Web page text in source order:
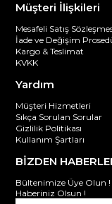
Müşteri İlişkileri
Mesafeli Satış
İade ve Değişim
Kargo & Teslimat
KVKK
Yardım
Müşteri Hizmetleri
Sıkça Sorulan Sorular
Gizlilik Politikası
Kullanım Şartları
BİZDEN
Bültenimize Üye Olun
Haberiniz Olsun !